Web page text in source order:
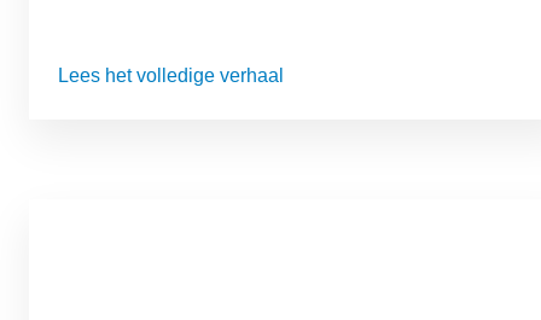
Lees het volledige verhaal